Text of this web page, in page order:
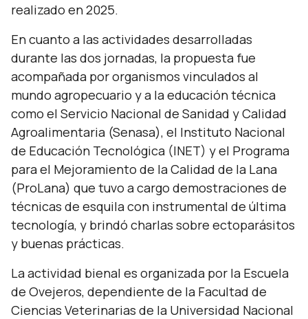
realizado en 2025.
En cuanto a las actividades desarrolladas
durante las dos jornadas, la propuesta fue
acompañada por organismos vinculados al
mundo agropecuario y a la educación técnica
como el Servicio Nacional de Sanidad y Calidad
Agroalimentaria (Senasa), el Instituto Nacional
de Educación Tecnológica (INET) y el Programa
para el Mejoramiento de la Calidad de la Lana
(ProLana) que tuvo a cargo demostraciones de
técnicas de esquila con instrumental de última
tecnología, y brindó charlas sobre ectoparásitos
y buenas prácticas.
La actividad bienal es organizada por la Escuela
de Ovejeros, dependiente de la Facultad de
Ciencias Veterinarias de la Universidad Nacional